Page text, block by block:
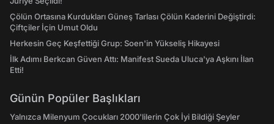
Çölün Ortasına Kurdukları Güneş Tarlası Çölün Kaderini Değiştirdi:
Çiftçiler İçin Umut Oldu
Herkesin Geç Keşfettiği Grup: Soen'in Yükseliş Hikayesi
İlk Adımı Berkcan Güven Attı: Manifest Sueda Uluca'ya Aşkını İlan
Etti!
Günün Popüler Başlıkları
Yalnızca Milenyum Çocukları 2000'lilerin Çok İyi Bildiği Şeyler